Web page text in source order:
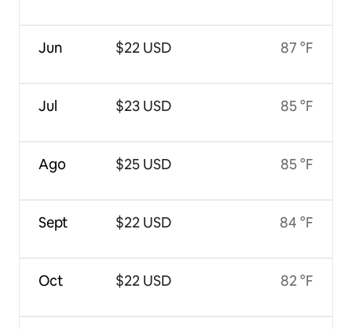
Jun
Jul
Ago
Sept
Oct
$22 USD
$23 USD
$25 USD
$22 USD
$22 USD
87 °F
85 °F
85 °F
84 °F
82 °F